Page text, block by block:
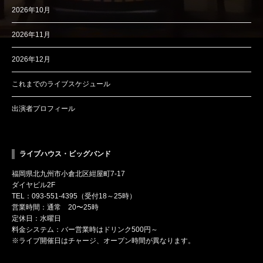
2026年10月
2026年11月
2026年12月
これまでのライブスケジュール
出演者プロフィール
ライブハウス・ビッグバンド
福岡県北九州市小倉北区紺屋町7-17
ダイヤビル2F
TEL：093-551-4395（受付18～25時）
営業時間：通常 20〜25時
定休日：水曜日
料金システム：バー営業時はドリンク500円～
※ライブ開催日はチャージ、オープン時間が異なります。